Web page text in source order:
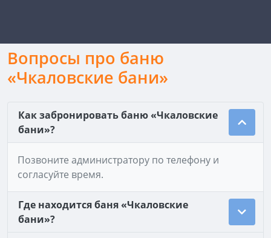
Вопросы про баню
«Чкаловские бани»
Как забронировать баню «Чкаловские
бани»?
Позвоните администратору по телефону и
согласуйте время.
Где находится баня «Чкаловские
бани»?